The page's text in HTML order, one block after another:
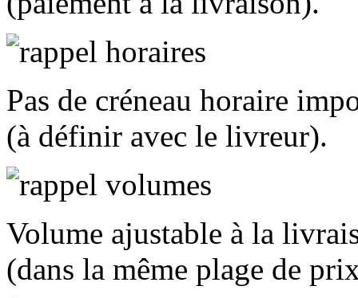
Pas de créneau horaire
(à définir avec le livreur).
Volume ajustable à la
(dans la même plage de